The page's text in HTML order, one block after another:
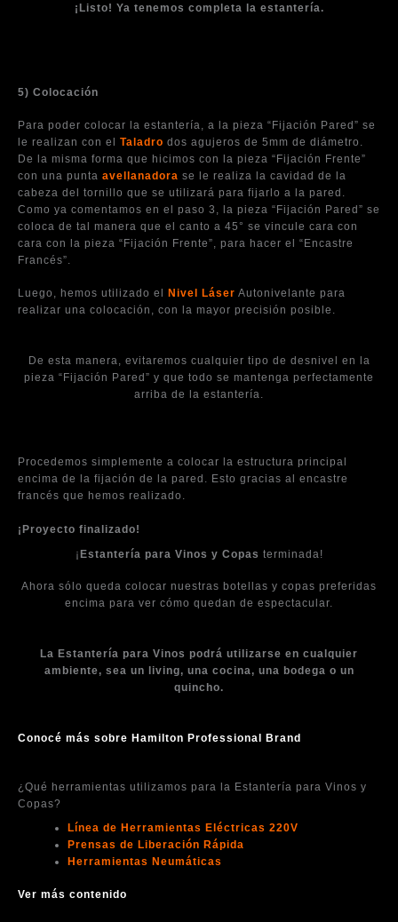
¡Listo! Ya tenemos completa la estantería.
5) Colocación
Para poder colocar la estantería, a la pieza “Fijación Pared” se
le realizan con el Taladro dos agujeros de 5mm de diámetro.
De la misma forma que hicimos con la pieza “Fijación Frente”
con una punta avellanadora se le realiza la cavidad de la
cabeza del tornillo que se utilizará para fijarlo a la pared.
Como ya comentamos en el paso 3, la pieza “Fijación Pared” se
coloca de tal manera que el canto a 45° se vincule cara con
cara con la pieza “Fijación Frente”, para hacer el “Encastre
Francés”.
Luego, hemos utilizado el Nivel Láser Autonivelante para
realizar una colocación, con la mayor precisión posible.
De esta manera, evitaremos cualquier tipo de desnivel en la
pieza “Fijación Pared” y que todo se mantenga perfectamente
arriba de la estantería.
Procedemos simplemente a colocar la estructura principal
encima de la fijación de la pared. Esto gracias al encastre
francés que hemos realizado.
¡Proyecto finalizado!
¡Estantería para Vinos y Copas terminada!
Ahora sólo queda colocar nuestras botellas y copas preferidas
encima para ver cómo quedan de espectacular.
La Estantería para Vinos podrá utilizarse en cualquier
ambiente, sea un living, una cocina, una bodega o un
quincho.
Conocé más sobre Hamilton Professional Brand
¿Qué herramientas utilizamos para la Estantería para Vinos y
Copas?
Línea de Herramientas Eléctricas 220V
Prensas de Liberación Rápida
Herramientas Neumáticas
Ver más contenido